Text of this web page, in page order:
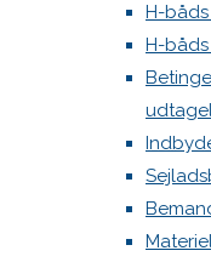
H-
H-
svar
Din e-
mailadresse
vil ikke